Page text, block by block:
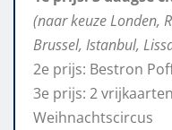
(naar keuze Londen,
Brussel, Istanbul,
2e prijs: Bestron
3e prijs: 2
Weihnachtscircus